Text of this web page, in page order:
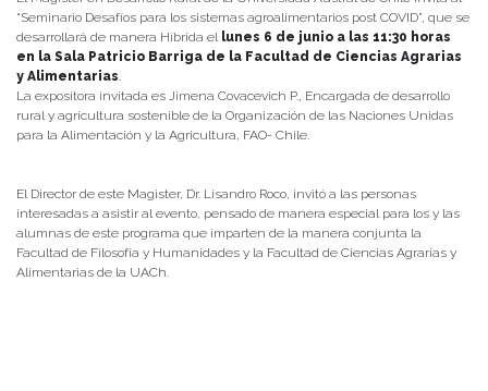
“Seminario Desafíos para los sistemas agroalimentarios post COVID”, que se
desarrollará de manera Híbrida el lunes 6 de junio a las 11:30 horas
en la Sala Patricio Barriga de la Facultad de Ciencias Agrarias
y Alimentarias.
La expositora invitada es Jimena Covacevich P., Encargada de desarrollo
rural y agricultura sostenible de la Organización de las Naciones Unidas
para la Alimentación y la Agricultura, FAO- Chile.
El Director de este Magister, Dr. Lisandro Roco, invitó a las personas
interesadas a asistir al evento, pensado de manera especial para los y las
alumnas de este programa que imparten de la manera conjunta la
Facultad de Filosofía y Humanidades y la Facultad de Ciencias Agrarias y
Alimentarias de la UACh.